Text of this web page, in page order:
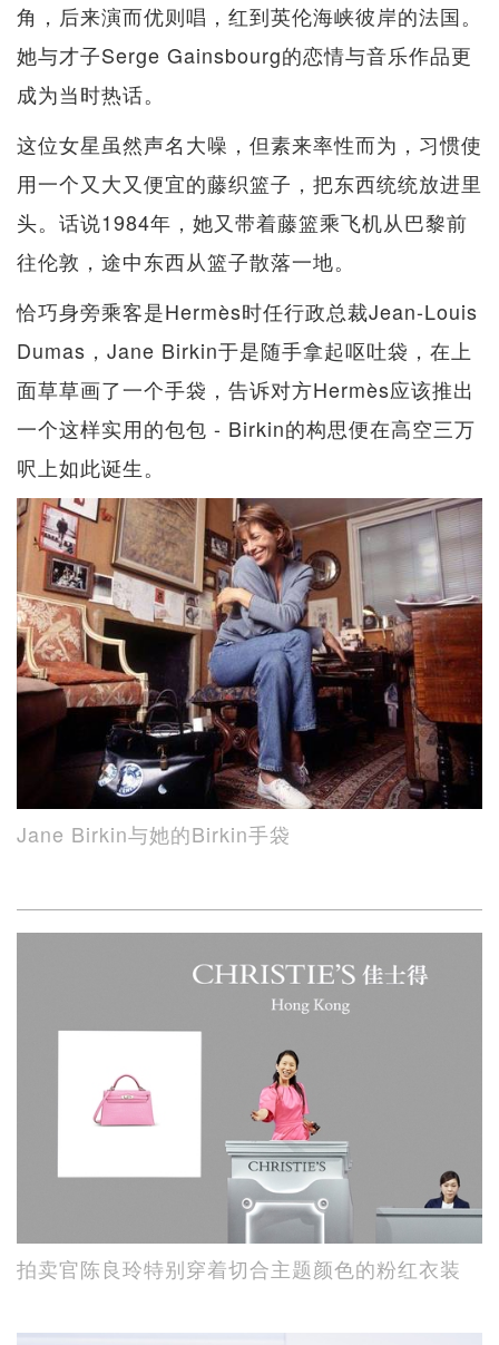
角，后来演而优则唱，红到英伦海峡彼岸的法国。
她与才子Serge Gainsbourg的恋情与音乐作品更
成为当时热话。
这位女星虽然声名大噪，但素来率性而为，习惯使
用一个又大又便宜的藤织篮子，把东西统统放进里
头。话说1984年，她又带着藤篮乘飞机从巴黎前
往伦敦，途中东西从篮子散落一地。
恰巧身旁乘客是Hermès时任行政总裁Jean-Louis
Dumas，Jane Birkin于是随手拿起呕吐袋，在上
面草草画了一个手袋，告诉对方Hermès应该推出
一个这样实用的包包 - Birkin的构思便在高空三万
呎上如此诞生。
Jane Birkin与她的Birkin手袋
拍卖官陈良玲特别穿着切合主题颜色的粉红衣装